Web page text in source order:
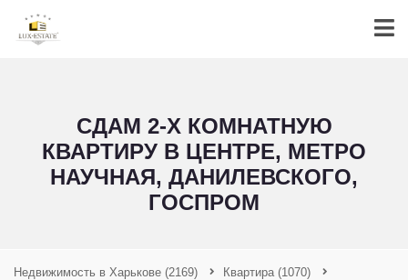
СДАМ 2-Х КОМНАТНУЮ
КВАРТИРУ В ЦЕНТРЕ, МЕТРО
НАУЧНАЯ, ДАНИЛЕВСКОГО,
ГОСПРОМ
Недвижимость в Харькове (2169) Квартира (1070)